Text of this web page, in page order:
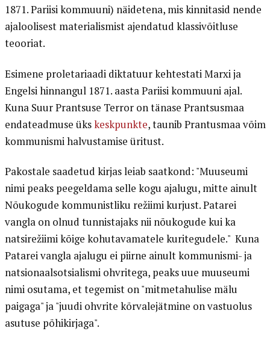
1871. Pariisi kommuuni) näidetena, mis kinnitasid nende
ajaloolisest materialismist ajendatud klassivõitluse
teooriat.
Esimene proletariaadi diktatuur kehtestati Marxi ja
Engelsi hinnangul 1871. aasta Pariisi kommuuni ajal.
Kuna Suur Prantsuse Terror on tänase Prantsusmaa
endateadmuse ükskeskpunkte, taunib Prantusmaa võim
kommunismi halvustamise üritust.
Pakostale saadetud kirjas leiab saatkond: "Muuseumi
nimi peaks peegeldama selle kogu ajalugu, mitte ainult
Nõukogude kommunistliku režiimi kurjust. Patarei
vangla on olnud tunnistajaks nii nõukogude kui ka
natsirežiimi kõige kohutavamatele kuritegudele." Kuna
Patarei vangla ajalugu ei piirne ainult kommunismi- ja
natsionaalsotsialismi ohvritega, peaks uue muuseumi
nimi osutama, et tegemist on "mitmetahulise mälu
paigaga" ja "juudi ohvrite kõrvalejätmine on vastuolus
asutuse põhikirjaga".